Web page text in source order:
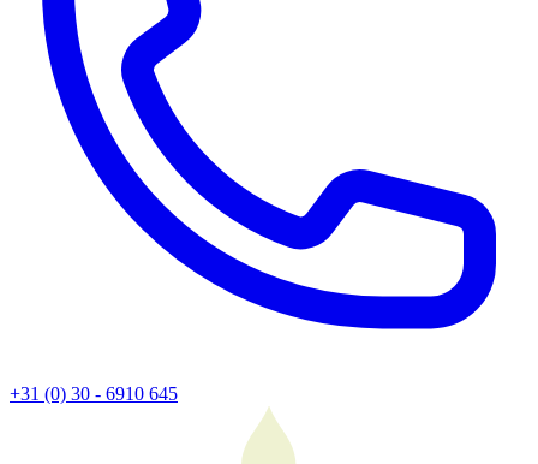
+31 (0) 30 - 6910 645